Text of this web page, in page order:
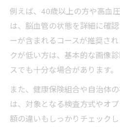
例えば、40歳以上の方や高血
は、脳血管の状態を詳細に確
ーが含まれるコースが推奨さ
クが低い方は、基本的な画像
スでも十分な場合があります。
また、健康保険組合や自治体
は、対象となる検査方式やオ
額の違いもしっかりチェック